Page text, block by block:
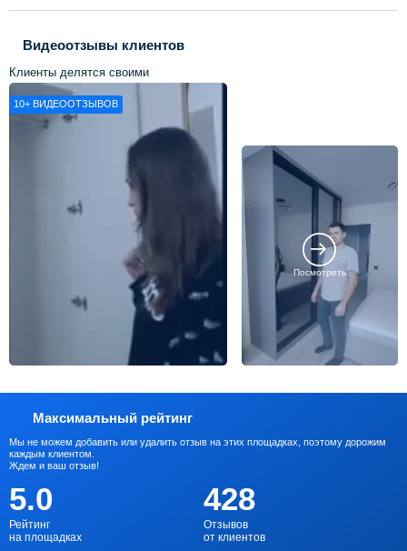
Видеоотзывы клиентов
Клиенты делятся своими
впечатлениями о нашей работе
10+ ВИДЕООТЗЫВОВ
Посмотреть
Максимальный рейтинг
Мы не можем добавить или удалить отзыв на этих площадках, поэтому дорожим
каждым клиентом.
Ждем и ваш отзыв!
5.0
Рейтинг
на площадках
428
Отзывов
от клиентов